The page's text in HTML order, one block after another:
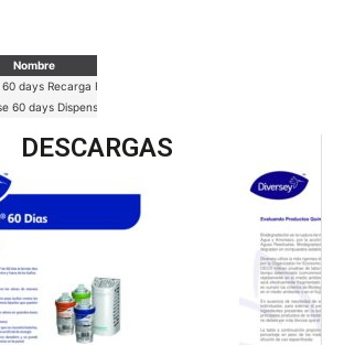
Nombre
days Recarga Fresca
60 days Dispensador
DESCARGAS